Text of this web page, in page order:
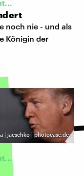
noch nie - und als
Königin der
| jaeschko | photocase.de